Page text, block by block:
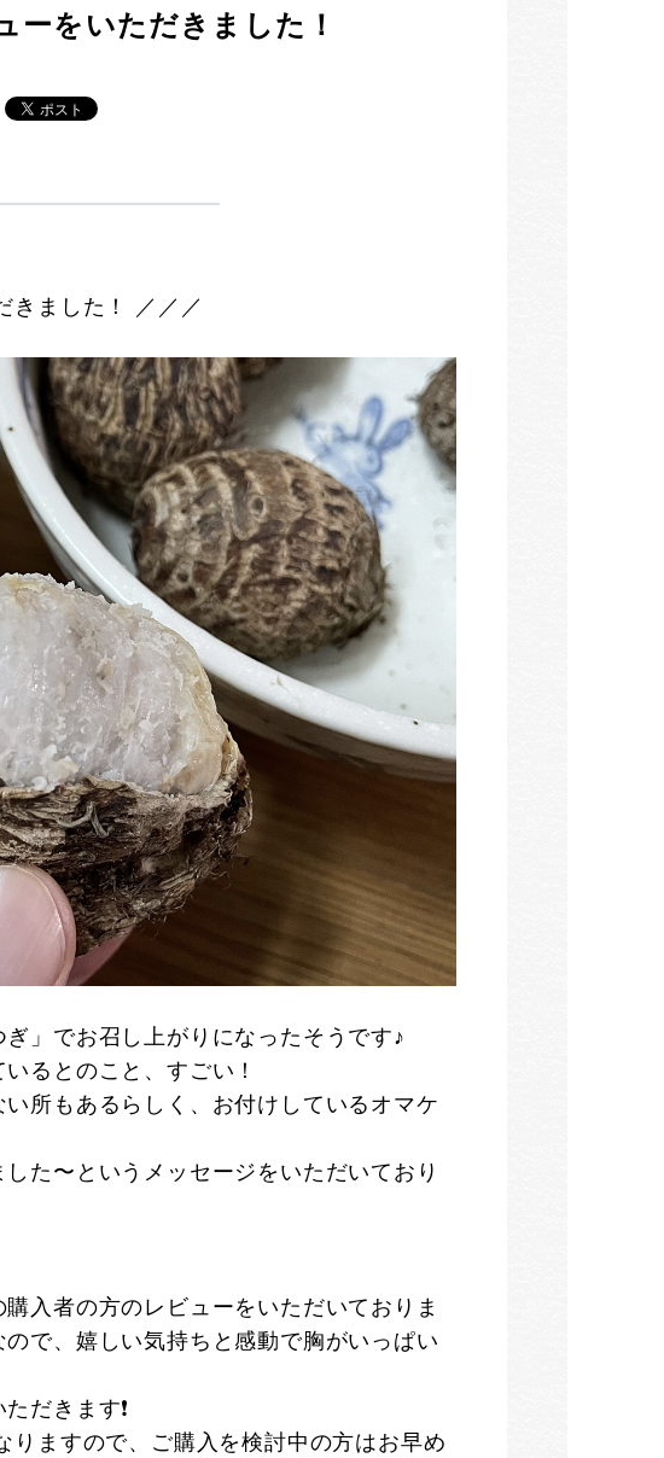
ーをいただきました！
きました！ ／／／
」でお召し上がりになったそうです♪
るとのこと、すごい！
所もあるらしく、お付けしているオマケ
た〜というメッセージをいただいており
入者の方のレビューをいただいておりま
で、嬉しい気持ちと感動で胸がいっぱい
だきます❗️
りますので、ご購入を検討中の方はお早め